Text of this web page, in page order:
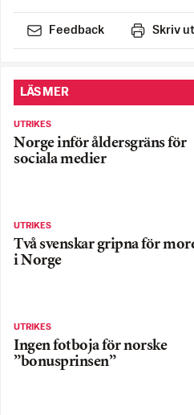
Feedback Skriv ut
LÄS MER
UTRIKES
Norge inför åldersgräns för
sociala medier
UTRIKES
Två svenskar gripna för
i Norge
UTRIKES
Ingen fotboja för norske
”bonusprinsen”